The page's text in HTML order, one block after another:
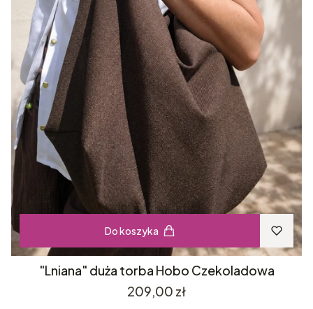
Do koszyka
"Lniana" duża torba Hobo Czekoladowa
Cena
209,00 zł